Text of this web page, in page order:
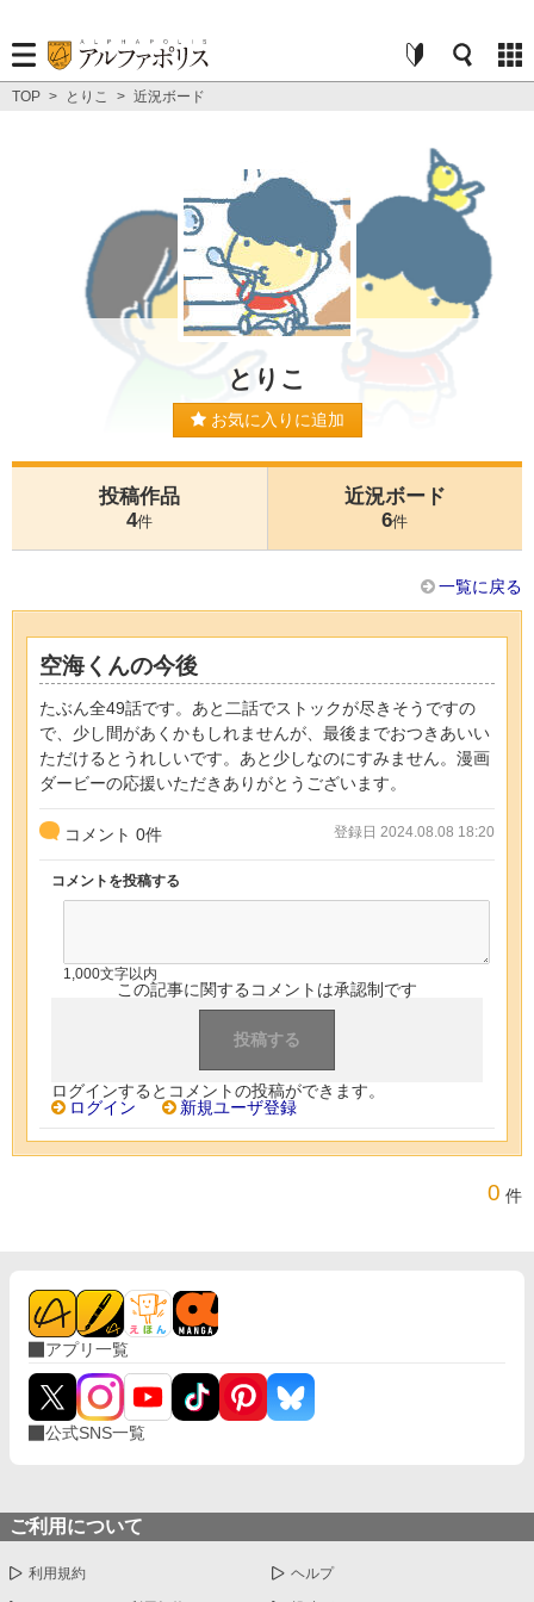
TOP > とりこ > 近況ボード
とりこ
お気に入りに追加
投稿作品
4件
近況ボード
6件
一覧に戻る
空海くんの今後
たぶん全49話です。あと二話でストックが尽きそうですの
で、少し間があくかもしれませんが、最後までおつきあいい
ただけるとうれしいです。あと少しなのにすみません。漫画
ダービーの応援いただきありがとうございます。
コメント 0件 登録日 2024.08.08 18:20
コメントを投稿する
1,000文字以内
この記事に関するコメントは承認制です
ログインするとコメントの投稿ができます。
ログイン
新規ユーザ登録
0 件
アプリ一覧
公式SNS一覧
ご利用について
利用規約 ヘルプ